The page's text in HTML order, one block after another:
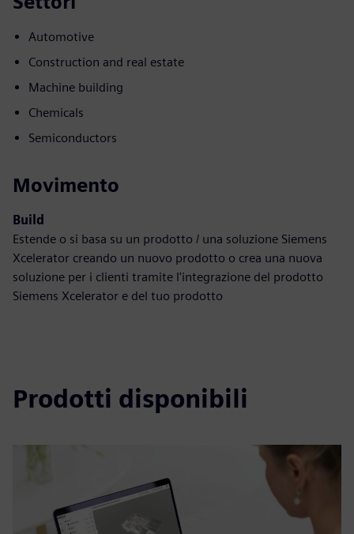
Automotive
Construction and real estate
Machine building
Chemicals
Semiconductors
Movimento
Build
Estende o si basa su un prodotto / una soluzione Siemens
Xcelerator creando un nuovo prodotto o crea una nuova
soluzione per i clienti tramite l'integrazione del prodotto
Siemens Xcelerator e del tuo prodotto
Prodotti disponibili